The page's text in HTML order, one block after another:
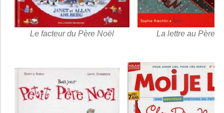
Le facteur du Père Noël La lettre au Père